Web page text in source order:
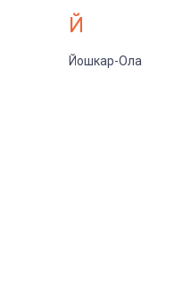
Й
Йошкар-Ола